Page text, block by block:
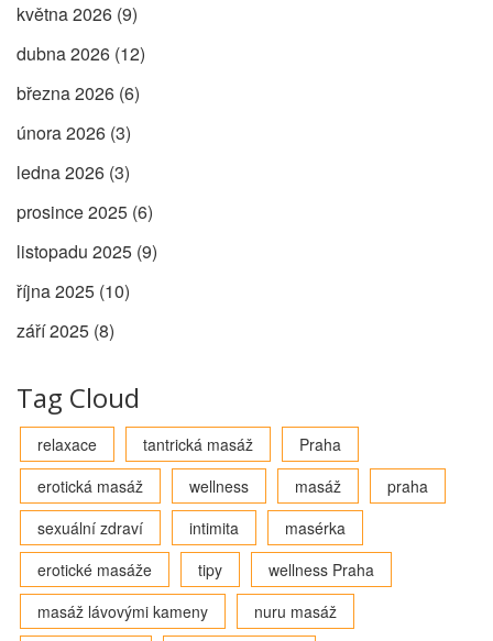
května 2026 (9)
dubna 2026 (12)
března 2026 (6)
února 2026 (3)
ledna 2026 (3)
prosince 2025 (6)
listopadu 2025 (9)
října 2025 (10)
září 2025 (8)
Tag Cloud
relaxace tantrická masáž
Praha
erotická masáž
wellness masáž
praha
sexuální zdraví
intimita
masérka
erotické masáže
tipy
wellness Praha
masáž lávovými kameny
nuru masáž